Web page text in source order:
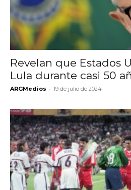
Revelan que Estados
Lula durante casi 50
ARGMedios - 19 de julio de 2024